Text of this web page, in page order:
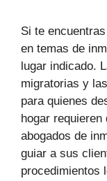
Si te
en temas de
lugar indicado.
migratorias y
para quienes
hogar requieren
abogados de
guiar a sus
procedimientos